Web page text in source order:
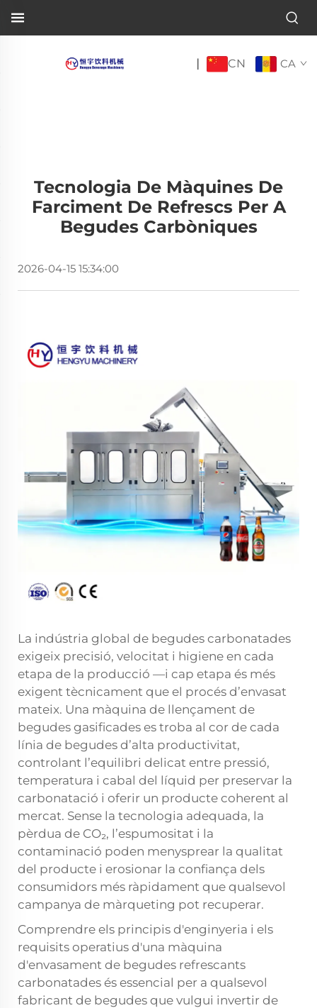
| CN CA
Tecnologia De Màquines De
Farciment De Refrescs Per A
Begudes Carbòniques
2026-04-15 15:34:00
La indústria global de begudes carbonatades
exigeix precisió, velocitat i higiene en cada
etapa de la producció —i cap etapa és més
exigent tècnicament que el procés d’envasat
mateix. Una màquina de llençament de
begudes gasificades es troba al cor de cada
línia de begudes d’alta productivitat,
controlant l’equilibri delicat entre pressió,
temperatura i cabal del líquid per preservar la
carbonatació i oferir un producte coherent al
mercat. Sense la tecnologia adequada, la
pèrdua de CO₂, l’espumositat i la
contaminació poden menysprear la qualitat
del producte i erosionar la confiança dels
consumidors més ràpidament que qualsevol
campanya de màrqueting pot recuperar.
Comprendre els principis d'enginyeria i els
requisits operatius d'una màquina
d'envasament de begudes refrescants
carbonatades és essencial per a qualsevol
fabricant de begudes que vulgui invertir de